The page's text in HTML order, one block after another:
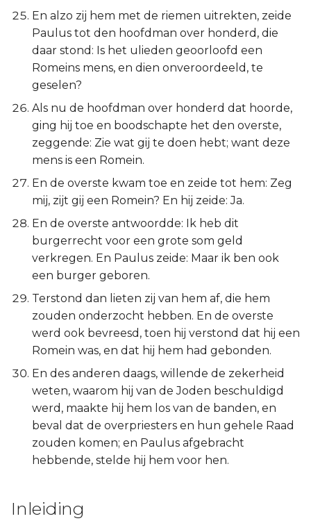
En alzo zij hem met de riemen uitrekten, zeide
Paulus tot den hoofdman over honderd, die
daar stond: Is het ulieden geoorloofd een
Romeins mens, en dien onveroordeeld, te
geselen?
Als nu de hoofdman over honderd dat hoorde,
ging hij toe en boodschapte het den overste,
zeggende: Zie wat gij te doen hebt; want deze
mens is een Romein.
En de overste kwam toe en zeide tot hem: Zeg
mij, zijt gij een Romein? En hij zeide: Ja.
En de overste antwoordde: Ik heb dit
burgerrecht voor een grote som geld
verkregen. En Paulus zeide: Maar ik ben ook
een burger geboren.
Terstond dan lieten zij van hem af, die hem
zouden onderzocht hebben. En de overste
werd ook bevreesd, toen hij verstond dat hij een
Romein was, en dat hij hem had gebonden.
En des anderen daags, willende de zekerheid
weten, waarom hij van de Joden beschuldigd
werd, maakte hij hem los van de banden, en
beval dat de overpriesters en hun gehele Raad
zouden komen; en Paulus afgebracht
hebbende, stelde hij hem voor hen.
Inleiding